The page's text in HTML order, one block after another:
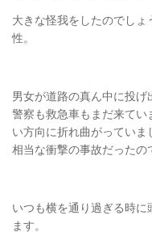
大きな怪我をしたのでし
性。
男女が道路の真ん中に投げ
警察も救急車もまだ来てい
い方向に折れ曲がっていま
相当な衝撃の事故だったの
いつも横を通り過ぎる時
ます。